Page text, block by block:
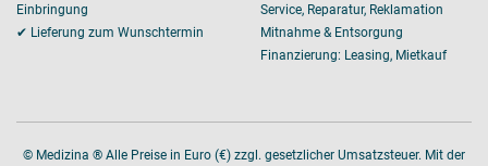
Einbringung
✔ Lieferung zum Wunschtermin
Service, Reparatur, Reklamation
Mitnahme & Entsorgung
Finanzierung: Leasing, Mietkauf
© Medizina ® Alle Preise in Euro (€) zzgl. gesetzlicher Umsatzsteuer. Mit der